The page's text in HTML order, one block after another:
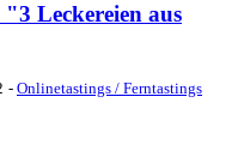
Leckereien aus
- Onlinetastings / Ferntastings